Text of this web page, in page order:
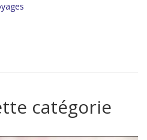
catégorie